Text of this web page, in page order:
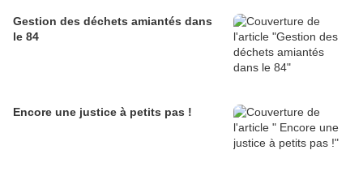
Gestion des déchets amiantés dans
le 84
Encore une justice à petits pas !